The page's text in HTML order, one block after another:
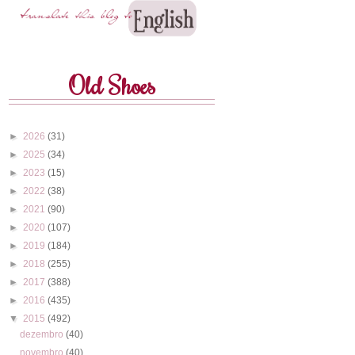
Old Shoes
► 2026 (31)
► 2025 (34)
► 2023 (15)
► 2022 (38)
► 2021 (90)
► 2020 (107)
► 2019 (184)
► 2018 (255)
► 2017 (388)
► 2016 (435)
▼ 2015 (492)
dezembro(40)
novembro(40)